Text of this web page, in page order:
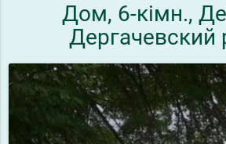
Дом, 6-кімн.,
Дергачевский